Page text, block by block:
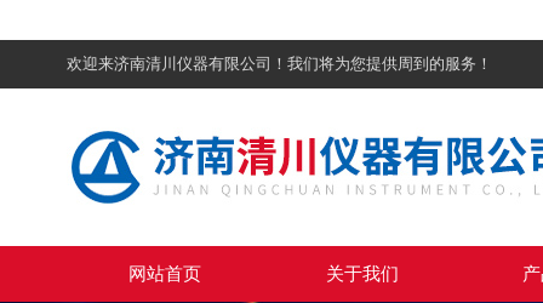
欢迎来济南清川仪器有限公司！我们将为您提供周到的服务！
网站首页 关于我们